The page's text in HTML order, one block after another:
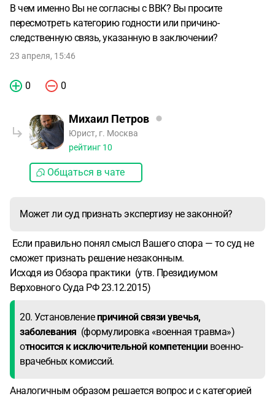
В чем именно Вы не согласны с ВВК? Вы просите
пересмотреть категорию годности или причино-
следственную связь, указанную в заключении?
23 апреля, 15:46
0 0
Михаил Петров
Юрист, г. Москва
рейтинг 10
Общаться в чате
Может ли суд признать экспертизу не законной?
Если правильно понял смысл Вашего спора — то суд не
сможет признать решение незаконным.
Исходя из Обзора практики (утв. Президиумом
Верховного Суда РФ 23.12.2015)
20. Установлениепричиной связи увечья,
заболевания (формулировка «военная травма»)
относится к исключительной компетенции военно-
врачебных комиссий.
Аналогичным образом решается вопрос и с категорией